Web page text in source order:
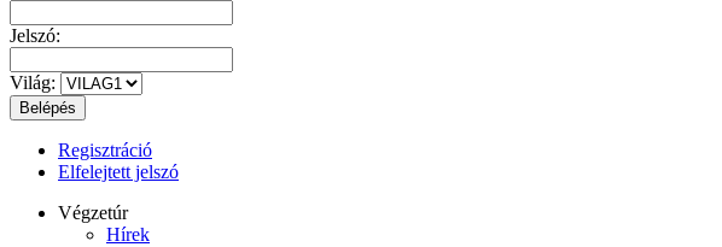
Jelszó:
Világ:
Regisztráció
Elfelejtett jelszó
Végzetúr
Hírek